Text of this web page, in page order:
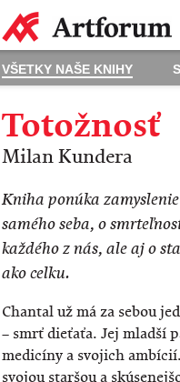
VŠETKY NAŠE KNIHY
Totožnosť
Milan Kundera
Kniha ponúka
samého seba, o
každého z nás, ale aj o
ako celku.
Chantal už má za sebou
– smrť dieťaťa. Jej mladší
medicíny a svojich
svojou staršou a